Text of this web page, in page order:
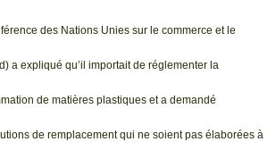
des Nations Unies sur le commerce et le
a expliqué qu’il importait de réglementer la
de matières plastiques et a demandé
de remplacement qui ne soient pas élaborées à